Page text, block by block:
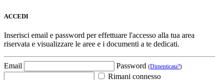
ACCEDI
Inserisci email e password per effettuare l'accesso alla tua area
riservata e visualizzare le aree e i documenti a te dedicati.
Email Password (Dimenticata?)
Rimani connesso